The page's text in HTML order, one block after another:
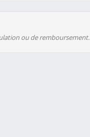
ou de remboursement.